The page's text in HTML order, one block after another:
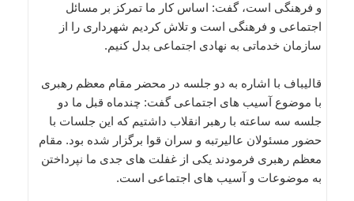
و فرهنگی است، گفت: اساس کار ما تمرکز بر مسائل
اجتماعی و فرهنگی است و تلاش کردیم شهرداری را از
سازمان خدماتی به نهادی اجتماعی بدل کنیم.
قالیباف با اشاره به دو جلسه در محضر مقام معظم رهبری
با موضوع آسیب های اجتماعی گفت: چندماه قبل ما دو
جلسه سه ساعته با رهبر انقلاب داشتیم که این جلسات با
حضور مسئولان عالیرتبه و سران قوا برگزار شده بود. مقام
معظم رهبری فرمودند یکی از غفلت های جدی ما نپرداختن
به موضوعات و آسیب های اجتماعی است.